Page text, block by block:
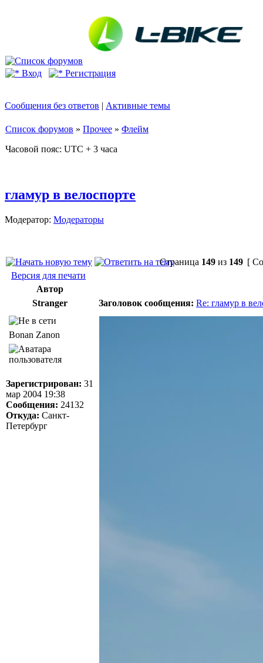
Вход Регистрация
Сообщения без ответов | Активные темы
Список форумов » Прочее » Флейм
Часовой пояс: UTC + 3 часа
гламур в велоспорте
Модератор: Модераторы
Страница 149 из 149 [
Версия для печати
Автор
Stranger
Заголовок сообщения: Re: гламур в
Bonan Zanon
Зарегистрирован: 31
мар 2004 19:38
Сообщения: 24132
Откуда: Санкт-
Петербург